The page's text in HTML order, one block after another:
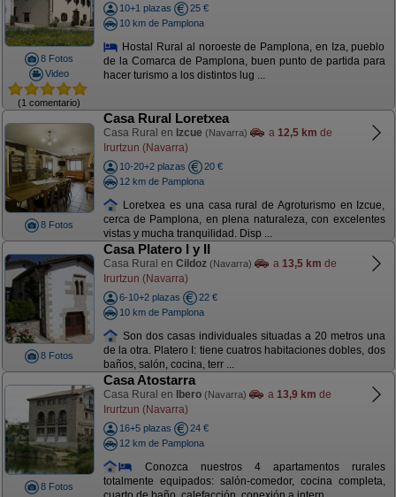
8 Fotos
Video
(1 comentario)
10+1 plazas
25 €
10 km de Pamplona
Hostal Rural al noroeste de Pamplona, en Iza, pueblo
de la Comarca de Pamplona, buen punto de partida para
hacer turismo a los distintos lug ...
8 Fotos
Casa Rural Loretxea
Casa Rural en Izcue (Navarra) a 12,5 km de
Irurtzun (Navarra)
10-20+2 plazas
20 €
12 km de Pamplona
Loretxea es una casa rural de Agroturismo en Izcue,
cerca de Pamplona, en plena naturaleza, con excelentes
vistas y mucha tranquilidad. Disp ...
8 Fotos
Casa Platero I y II
Casa Rural en Cildoz (Navarra) a 13,5 km de
Irurtzun (Navarra)
6-10+2 plazas
22 €
10 km de Pamplona
Son dos casas individuales situadas a 20 metros una
de la otra. Platero I: tiene cuatros habitaciones dobles, dos
baños, salón, cocina, terr ...
8 Fotos
Casa Atostarra
Casa Rural en Ibero (Navarra) a 13,9 km de
Irurtzun (Navarra)
16+5 plazas
24 €
12 km de Pamplona
Conozca nuestros 4 apartamentos rurales
totalmente equipados: salón-comedor, cocina completa,